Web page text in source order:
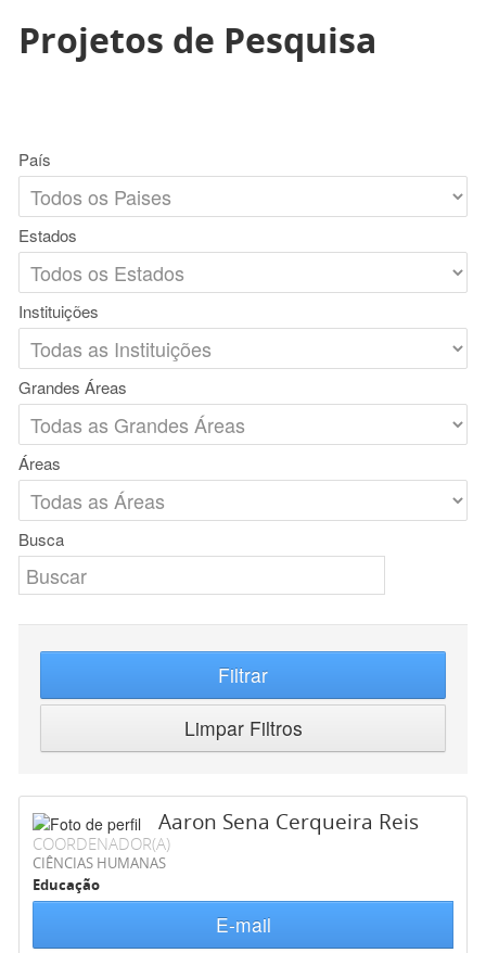
Projetos de Pesquisa
País
Estados
Instituições
Grandes Áreas
Áreas
Busca
Filtrar
Limpar Filtros
Aaron Sena Cerqueira Reis
COORDENADOR(A)
CIÊNCIAS HUMANAS
Educação
E-mail